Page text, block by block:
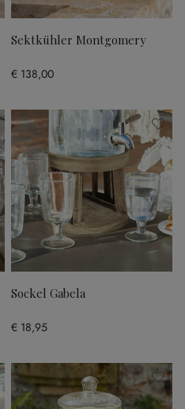
Sektkühler Montgomery
€ 138,00
Sockel Gabela
€ 18,95